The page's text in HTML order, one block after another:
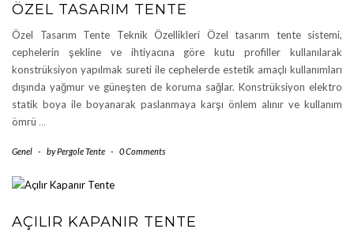
ÖZEL TASARIM TENTE
Özel Tasarım Tente Teknik Özellikleri Özel tasarım tente sistemi,
cephelerin şekline ve ihtiyacına göre kutu profiller kullanılarak
konstrüksiyon yapılmak sureti ile cephelerde estetik amaçlı kullanımları
dışında yağmur ve güneşten de koruma sağlar. Konstrüksiyon elektro
statik boya ile boyanarak paslanmaya karşı önlem alınır ve kullanım
ömrü …
Genel - byPergole Tente - 0 Comments
AÇILIR KAPANIR TENTE